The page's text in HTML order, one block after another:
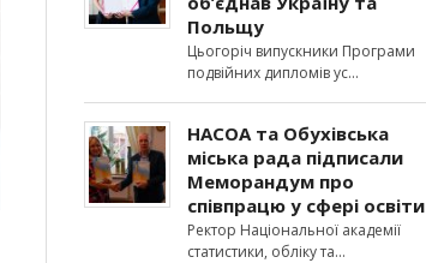
Польщу
Цьогоріч випускники Програми
подвійних дипломів ус
НАСОА та Обухівська
міська рада підписали
Меморандум про
співпрацю у сфері освіти
Ректор Національної академії
статистики, обліку та